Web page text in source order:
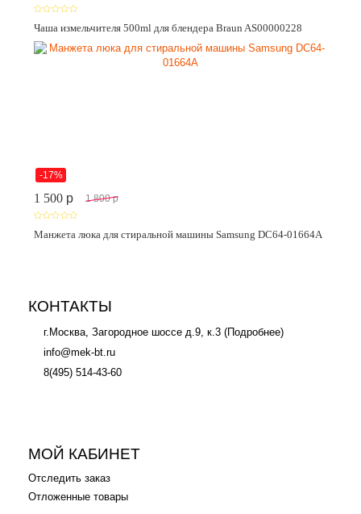
Чаша измельчителя 500ml для блендера Braun AS00000228
-17%
1 500 p 1 800 p
Манжета люка для стиральной машины Samsung DC64-01664A
КОНТАКТЫ
г.Москва, Загородное шоссе д.9, к.3 (Подробнее)
info@mek-bt.ru
8(495) 514-43-60
МОЙ КАБИНЕТ
Отследить заказ
Отложенные товары